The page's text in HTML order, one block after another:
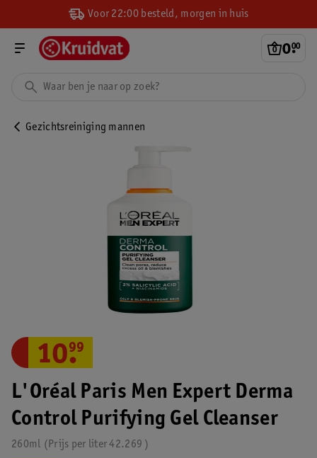
Voor 22:00 besteld, morgen in huis
0.
00
Gezichtsreiniging mannen
L'Oréal Paris Men Expert Derma
Control Purifying Gel Cleanser
260ml 42.269
Prijs per liter
10.
99